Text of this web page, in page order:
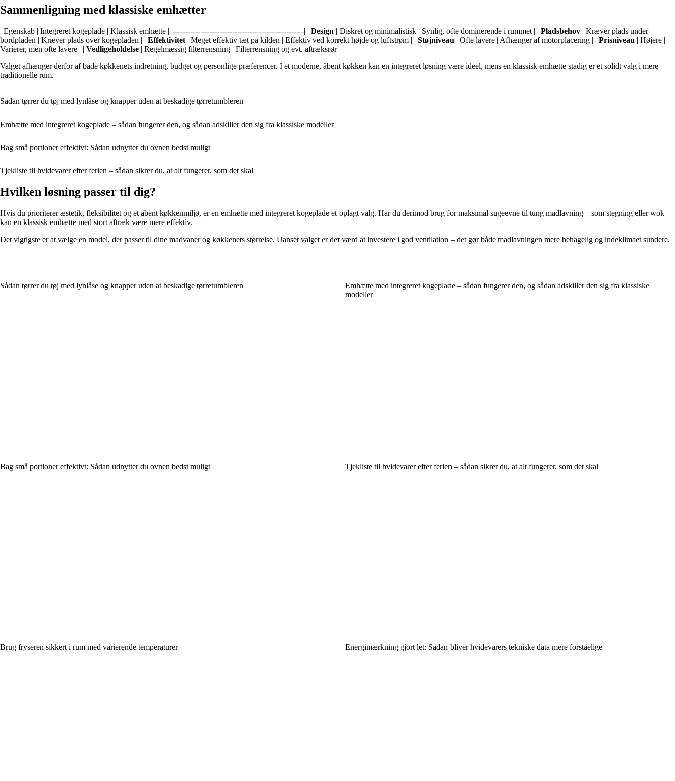
Sammenligning med klassiske emhætter
| Egenskab | Integreret kogeplade | Klassisk emhætte | |-----------|----------------------|------------------| | Design | Diskret og minimalistisk | Synlig, ofte dominerende i rummet | | Pladsbehov | Kræver plads under
bordpladen | Kræver plads over kogepladen | | Effektivitet | Meget effektiv tæt på kilden | Effektiv ved korrekt højde og luftstrøm | | Støjniveau | Ofte lavere | Afhænger af motorplacering | | Prisniveau | Højere |
Varierer, men ofte lavere | | Vedligeholdelse | Regelmæssig filterrensning | Filterrensning og evt. aftræksrør |
Valget afhænger derfor af både køkkenets indretning, budget og personlige præferencer. I et moderne, åbent køkken kan en integreret løsning være ideel, mens en klassisk emhætte stadig er et solidt valg i mere
traditionelle rum.
Sådan tørrer du tøj med lynlåse og knapper uden at beskadige tørretumbleren
Emhætte med integreret kogeplade – sådan fungerer den, og sådan adskiller den sig fra klassiske modeller
Bag små portioner effektivt: Sådan udnytter du ovnen bedst muligt
Tjekliste til hvidevarer efter ferien – sådan sikrer du, at alt fungerer, som det skal
Hvilken løsning passer til dig?
Hvis du prioriterer æstetik, fleksibilitet og et åbent køkkenmiljø, er en emhætte med integreret kogeplade et oplagt valg. Har du derimod brug for maksimal sugeevne til tung madlavning – som stegning eller wok –
kan en klassisk emhætte med stort aftræk være mere effektiv.
Det vigtigste er at vælge en model, der passer til dine madvaner og køkkenets størrelse. Uanset valget er det værd at investere i god ventilation – det gør både madlavningen mere behagelig og indeklimaet sundere.
Sådan tørrer du tøj med lynlåse og knapper uden at beskadige tørretumbleren
Emhætte med integreret kogeplade – sådan fungerer den, og sådan adskiller den sig fra klassiske
modeller
Bag små portioner effektivt: Sådan udnytter du ovnen bedst muligt Tjekliste til hvidevarer efter ferien – sådan sikrer du, at alt fungerer, som det skal
Brug fryseren sikkert i rum med varierende temperaturer Energimærkning gjort let: Sådan bliver hvidevarers tekniske data mere forståelige